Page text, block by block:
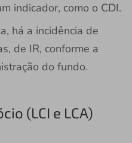
indicador, como o CDI.
há a incidência de
de IR, conforme a
do fundo.
(LCI e LCA)